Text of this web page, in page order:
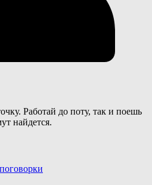
Работай до поту, так и поешь
найдется.